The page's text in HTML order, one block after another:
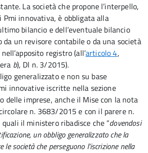
La società che propone l’interpello,
innovativa, è obbligata alla
bilancio e dell’eventuale bilancio
un revisore contabile o da una società
registro (all’articolo 4,
b), Dl n. 3/2015).
generalizzato e non su base
innovative iscritte nella sezione
delle imprese, anche il Mise con la nota
n. 3683/2015 e con il parere n.
il ministero ribadisce che “dovendosi
un obbligo generalizzato che la
società che perseguono l’iscrizione nella